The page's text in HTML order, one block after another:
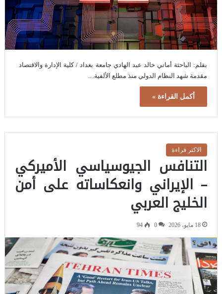
بقلم: الباحثة أماني خالد عبد الهادي جامعة بغداد / كلية الإدارة والاقتصاد
مقدمة شهد النظام الدولي منذ مطلع الألفية…
أكمل القراءة »
الاكثر قراءة
التنافس الجيوسياسي الأميركي
– الإيراني وانعكاساته على أمن
الخليج العربي
18 مايو، 2026 0
94